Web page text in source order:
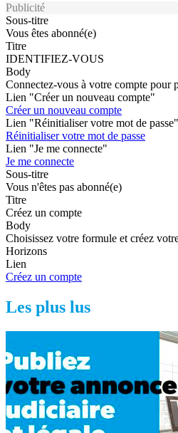
Publicité
Sous-titre
Vous êtes abonné(e)
Titre
IDENTIFIEZ-VOUS
Body
Connectez-vous à votre compte pour
Lien "Créer un nouveau compte"
Créer un nouveau compte
Lien "Réinitialiser votre mot de passe"
Réinitialiser votre mot de passe
Lien "Je me connecte"
Je me connecte
Sous-titre
Vous n'êtes pas abonné(e)
Titre
Créez un compte
Body
Choisissez votre formule et créez
Horizons
Lien
Créez un compte
Les plus lus